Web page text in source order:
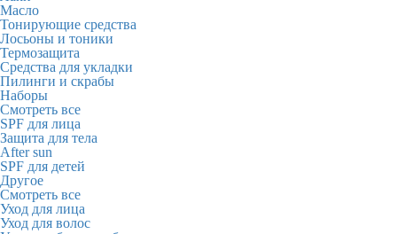
Масло
Тонирующие средства
Лосьоны и тоники
Термозащита
Средства для укладки
Пилинги и скрабы
Наборы
Смотреть все
SPF для лица
Защита для тела
After sun
SPF для детей
Другое
Смотреть все
Уход для лица
Уход для волос